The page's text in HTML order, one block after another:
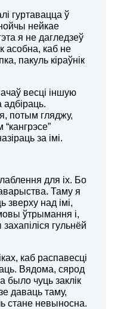
гуртавацца ў
нейкае
я не дагледзеў
асобна, каб не
пакуль кіраўнік
весці іншую
адбіраць.
потым гляджу,
за імі.
для іх. Бо
Таму я
зверху над імі,
ўтрымання і,
гульнёй
каб распавесці
Вядома, сярод
было чуць заклік
даваць таму,
стане невыносна.